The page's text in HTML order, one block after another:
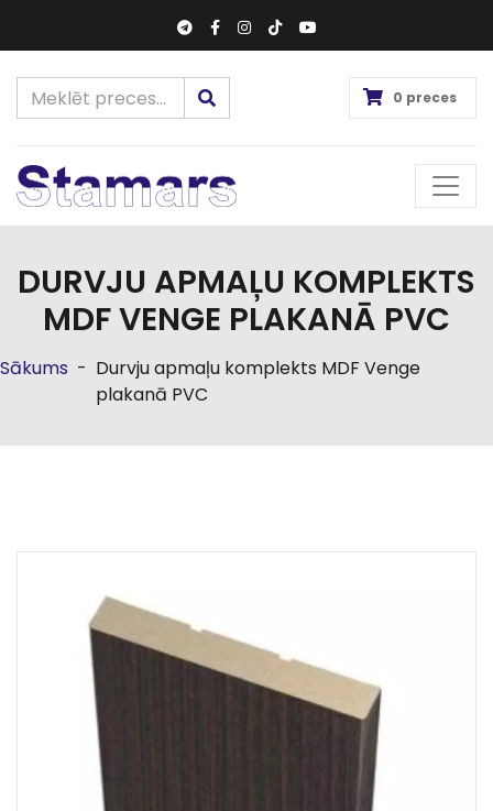
0 preces
DURVJU APMAĻU KOMPLEKTS
MDF VENGE PLAKANĀ PVC
Sākums - Durvju apmaļu komplekts MDF Venge
plakanā PVC